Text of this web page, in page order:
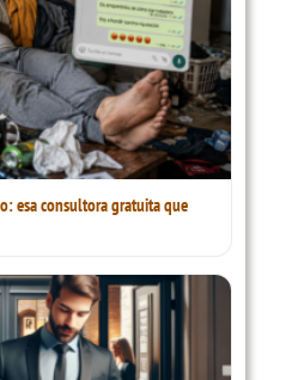
esa consultora gratuita que